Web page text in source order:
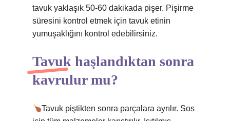
tavuk yaklaşık 50-60 dakikada pişer. Pişirme
süresini kontrol etmek için tavuk etinin
yumuşaklığını kontrol edebilirsiniz.
Tavuk haşlandıktan sonra
kavrulur mu?
Tavuk piştikten sonra parçalara ayrılır. Sos